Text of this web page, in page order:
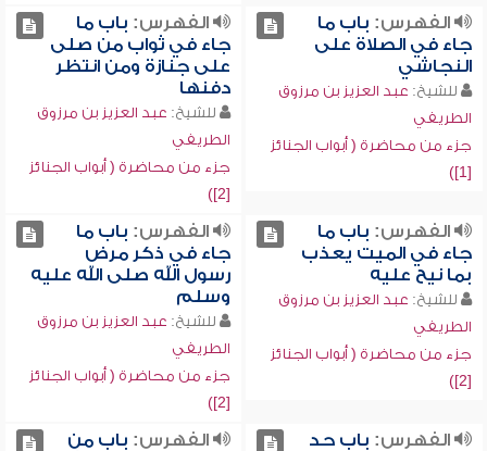
الفهرس: باب ما
جاء في الصلاة على
النجاشي
للشيخ: عبد العزيز بن مرزوق
الطريفي
جزء من محاضرة ( أبواب الجنائز
[1])
الفهرس: باب ما
جاء في ثواب من صلى
على جنازة ومن انتظر
دفنها
للشيخ: عبد العزيز بن مرزوق
الطريفي
جزء من محاضرة ( أبواب الجنائز
[2])
الفهرس: باب ما
جاء في الميت يعذب
بما نيح عليه
للشيخ: عبد العزيز بن مرزوق
الطريفي
جزء من محاضرة ( أبواب الجنائز
[2])
الفهرس: باب ما
جاء في ذكر مرض
رسول الله صلى الله عليه
وسلم
للشيخ: عبد العزيز بن مرزوق
الطريفي
جزء من محاضرة ( أبواب الجنائز
[2])
الفهرس: باب حد
الفهرس: باب من